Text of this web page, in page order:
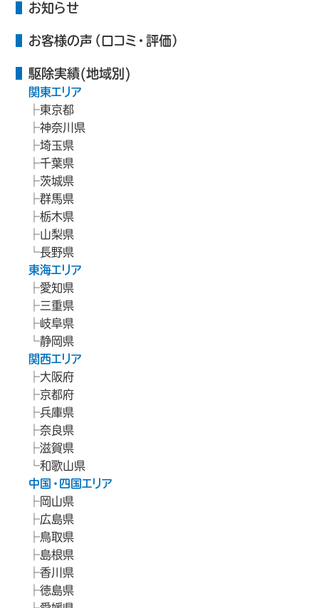
お知らせ
お客様の声（口コミ・評価）
駆除実績(地域別)
関東エリア
東京都
神奈川県
埼玉県
千葉県
茨城県
群馬県
栃木県
山梨県
長野県
東海エリア
愛知県
三重県
岐阜県
静岡県
関西エリア
大阪府
京都府
兵庫県
奈良県
滋賀県
和歌山県
中国・四国エリア
岡山県
広島県
鳥取県
島根県
香川県
徳島県